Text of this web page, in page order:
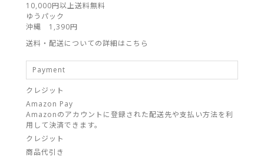
10,000円以上送料無料
ゆうパック
沖縄 1,390円
送料・配送についての詳細はこちら
Payment
クレジット
Amazon Pay
Amazonのアカウントに登録された配送先や支払い方法を利
用して決済できます。
クレジット
商品代引き